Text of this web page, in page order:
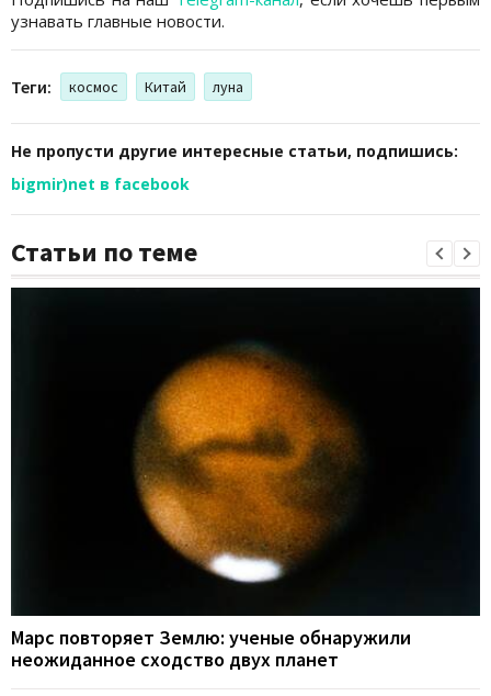
узнавать главные новости.
Теги: космос Китай луна
Не пропусти другие интересные статьи, подпишись:
bigmir)net в facebook
Статьи по теме
Марс повторяет Землю: ученые обнаружили
неожиданное сходство двух планет